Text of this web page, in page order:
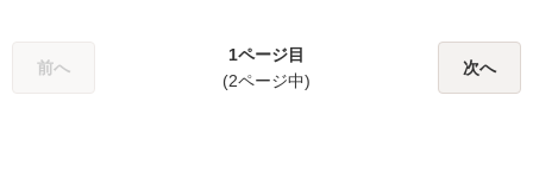
に分析し、情熱を持って事件
に取り組みます。
前へ
1ページ目
(2ページ中)
次へ